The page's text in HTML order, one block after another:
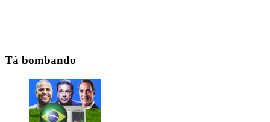
Tá bombando